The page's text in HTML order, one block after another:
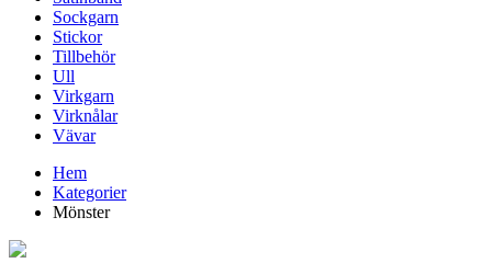
Sockgarn
Stickor
Tillbehör
Ull
Virkgarn
Virknålar
Vävar
Hem
Kategorier
Mönster